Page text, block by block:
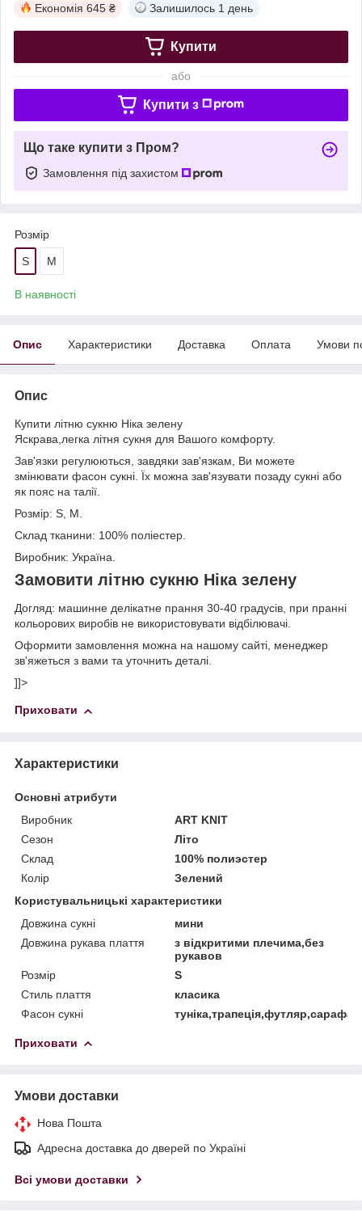
Економія 645 ₴ Залишилось 1 день
Купити
або
Купити з
Що таке купити з Пром?
Замовлення під захистом
Розмір
S M
В наявності
Опис Характеристики Доставка Оплата Умови
Опис
Купити літню сукню Ніка зелену
Яскрава,легка літня сукня для Вашого комфорту.
Зав'язки регулюються, завдяки зав'язкам, Ви можете
змінювати фасон сукні. Їх можна зав'язувати позаду сукні або
як пояс на талії.
Розмір: S, M.
Склад тканини: 100% поліестер.
Виробник: Україна.
Замовити літню сукню Ніка зелену
Догляд: машинне делікатне прання 30-40 градусів, при пранні
кольорових виробів не використовувати відбілювачі.
Оформити замовлення можна на нашому сайті, менеджер
зв'яжеться з вами та уточнить деталі.
]]>
Приховати
Характеристики
Основні атрибути
Виробник
ART KNIT
Сезон
Літо
Склад
100% полиэстер
Колір
Зелений
Користувальницькі характеристики
Довжина сукні
мини
Довжина рукава плаття
з відкритими плечима,без
рукавов
Розмір
S
Стиль плаття
класика
Фасон сукні
туніка,трапеція,футляр,сарафан
Приховати
Умови доставки
Нова Пошта
Адресна доставка до дверей по Україні
Всі умови доставки